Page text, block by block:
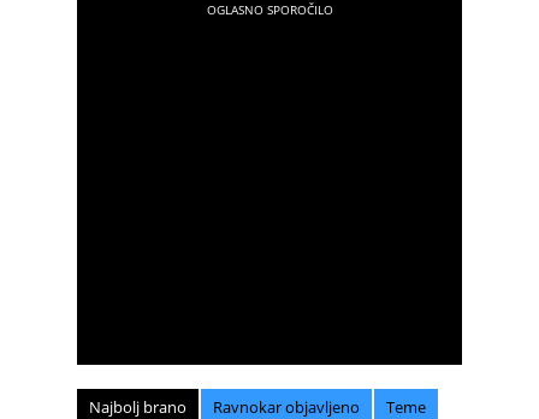
Najbolj brano Ravnokar objavljeno Teme